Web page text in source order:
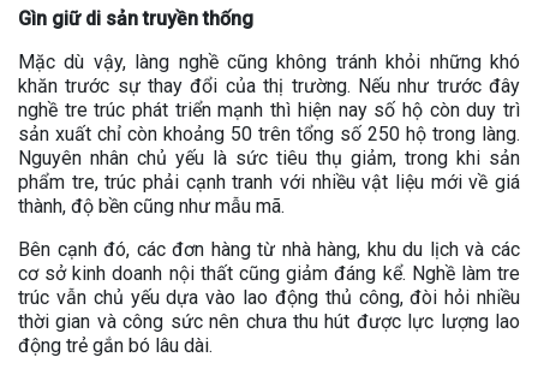
Gìn giữ di sản truyền thống
Mặc dù vậy, làng nghề cũng không tránh khỏi những khó
khăn trước sự thay đổi của thị trường. Nếu như trước đây
nghề tre trúc phát triển mạnh thì hiện nay số hộ còn duy trì
sản xuất chỉ còn khoảng 50 trên tổng số 250 hộ trong làng.
Nguyên nhân chủ yếu là sức tiêu thụ giảm, trong khi sản
phẩm tre, trúc phải cạnh tranh với nhiều vật liệu mới về giá
thành, độ bền cũng như mẫu mã.
Bên cạnh đó, các đơn hàng từ nhà hàng, khu du lịch và các
cơ sở kinh doanh nội thất cũng giảm đáng kể. Nghề làm tre
trúc vẫn chủ yếu dựa vào lao động thủ công, đòi hỏi nhiều
thời gian và công sức nên chưa thu hút được lực lượng lao
động trẻ gắn bó lâu dài.